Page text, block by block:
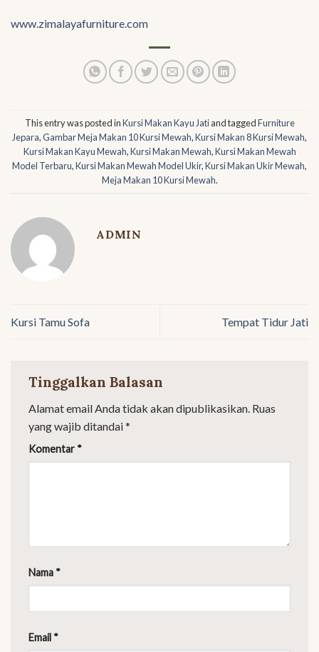
www.zimalayafurniture.com
This entry was posted inKursi Makan Kayu Jatiand taggedFurniture
Jepara,Gambar Meja Makan 10 Kursi Mewah,Kursi Makan 8 Kursi Mewah,
Kursi Makan Kayu Mewah,Kursi Makan Mewah,Kursi Makan Mewah
Model Terbaru,Kursi Makan Mewah Model Ukir,Kursi Makan Ukir Mewah,
Meja Makan 10 Kursi Mewah.
ADMIN
Kursi Tamu Sofa Tempat Tidur Jati
Tinggalkan Balasan
Alamat email Anda tidak akan dipublikasikan. Ruas
yang wajib ditandai*
Komentar *
Nama *
Email *